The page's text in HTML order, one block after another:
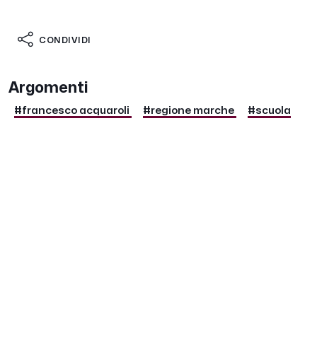
CONDIVIDI
Argomenti
#francesco acquaroli #regione marche #scuola